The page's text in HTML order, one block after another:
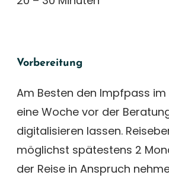
Vorbereitung
Am Besten den Impfpass
eine Woche vor der
digitalisieren lassen.
möglichst spätestens 2
der Reise in Anspruch